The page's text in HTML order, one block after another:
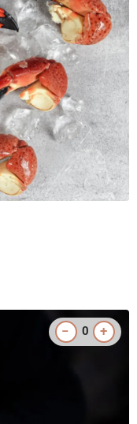
− 0 +